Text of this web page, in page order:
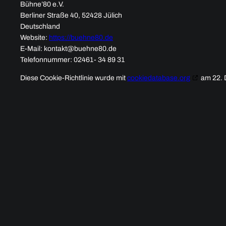
Bühne’80 e.V.
Berliner Straße 40, 52428 Jülich
Deutschland
Website: https://buehne80.de
E-Mail: kontakt@buehne80.de
Telefonnummer: 02461- 34 89 31
Diese Cookie-Richtlinie wurde mit cookiedatabase.org am 22.